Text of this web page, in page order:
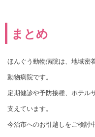
まとめ
ほんぐう動物病院は、地域密
動物病院です。
定期健診や予防接種、ホテル
支えています。
今治市へのお引越しをご検討